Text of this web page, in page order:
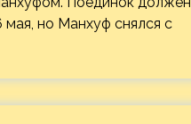
но Манхуф снялся с